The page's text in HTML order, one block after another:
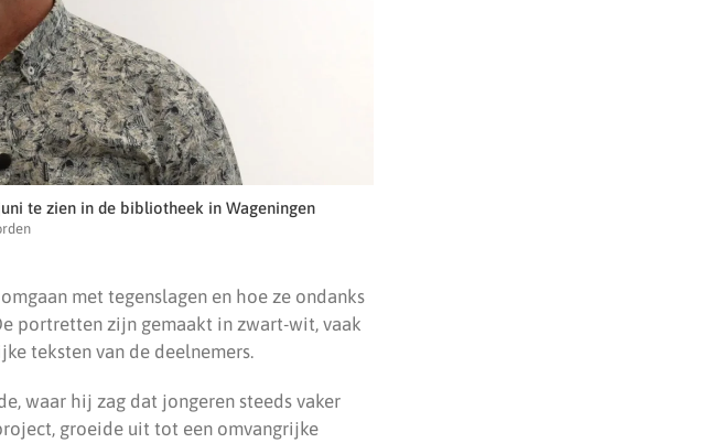
te zien in de bibliotheek in Wageningen
met tegenslagen en hoe ze ondanks
portretten zijn gemaakt in zwart-wit, vaak
teksten van de deelnemers.
waar hij zag dat jongeren steeds vaker
groeide uit tot een omvangrijke